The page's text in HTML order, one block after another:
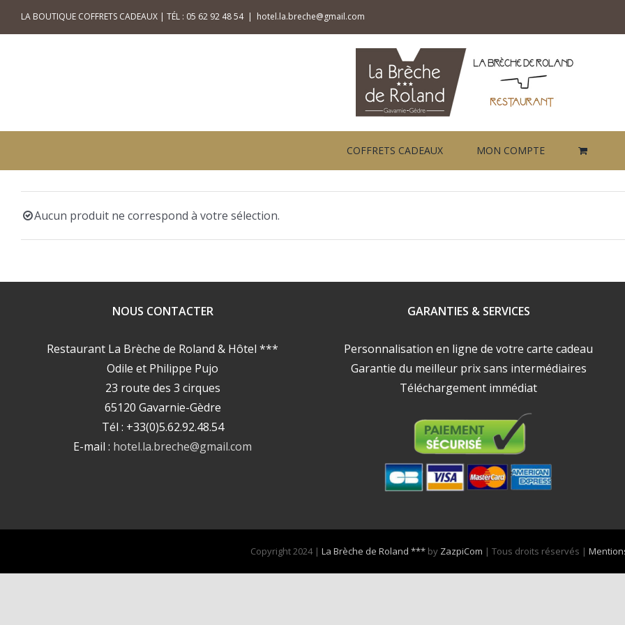
LA BOUTIQUE COFFRETS CADEAUX | TÉL : 05 62 92 48 54 | hotel.la.breche@gmail.com
COFFRETS CADEAUX MON COMPTE
Aucun produit ne correspond à votre sélection.
NOUS CONTACTER
Restaurant La Brèche de Roland & Hôtel ***
Odile et Philippe Pujo
23 route des 3 cirques
65120 Gavarnie-Gèdre
Tél : +33(0)5.62.92.48.54
E-mail : hotel.la.breche@gmail.com
GARANTIES & SERVICES
Personnalisation en ligne de votre carte cadeau
Garantie du meilleur prix sans intermédiaires
Téléchargement immédiat
Copyright 2024 | La Brèche de Roland *** by ZazpiCom | Tous droits réservés |